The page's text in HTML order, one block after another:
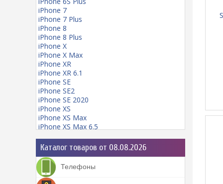
iPhone 7
iPhone 7 Plus
iPhone 8
iPhone 8 Plus
iPhone X
iPhone X Max
iPhone XR
iPhone XR 6.1
iPhone SE
iPhone SE2
iPhone SE 2020
iPhone XS
iPhone XS Max
iPhone XS Max 6.5
iPhone 11 mini
iPhone 11 Pro
iPhone 11 Pro Max
iPhone 12
iPhone 12 Pro
Каталог товаров от 08.08.2026
Телефоны